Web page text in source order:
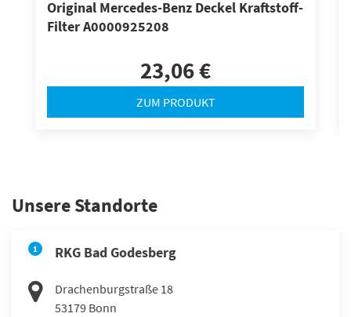
Original Mercedes-Benz Deckel Kraftstoff-
Filter A0000925208
23,06 €
ZUM PRODUKT
Unsere Standorte
1 RKG Bad Godesberg
Drachenburgstraße 18
53179 Bonn